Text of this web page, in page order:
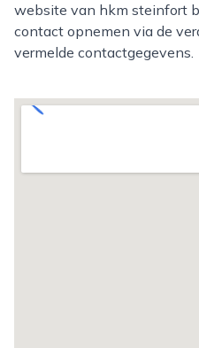
website van hkm steinfort
contact opnemen via de
vermelde contactgegevens.